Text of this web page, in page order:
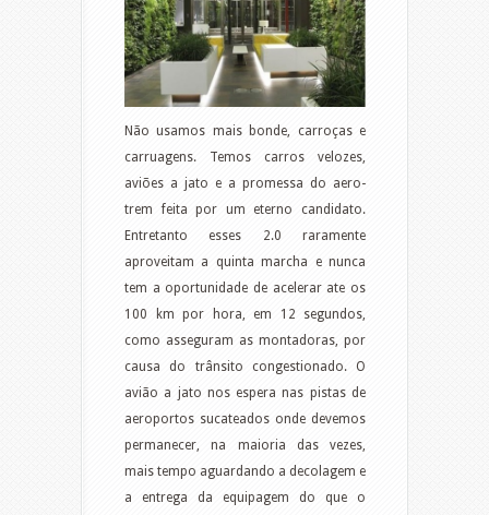
Não usamos mais bonde, carroças e
carruagens. Temos carros velozes,
aviões a jato e a promessa do aero-
trem feita por um eterno candidato.
Entretanto esses 2.0 raramente
aproveitam a quinta marcha e nunca
tem a oportunidade de acelerar ate os
100 km por hora, em 12 segundos,
como asseguram as montadoras, por
causa do trânsito congestionado. O
avião a jato nos espera nas pistas de
aeroportos sucateados onde devemos
permanecer, na maioria das vezes,
mais tempo aguardando a decolagem e
a entrega da equipagem do que o